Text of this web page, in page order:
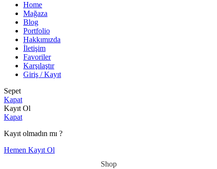
Home
Mağaza
Blog
Portfolio
Hakkımızda
İletişim
Favoriler
Karşılaştır
Giriş / Kayıt
Sepet
Kapat
Kayıt Ol
Kapat
Kayıt olmadın mı ?
Hemen Kayıt Ol
Shop